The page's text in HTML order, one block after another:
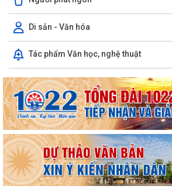
Di sản - Văn hóa
Tác phẩm Văn học, nghệ thuật
PHƯỜNG NGÔ QUYỀN THÔNG TIN VỀ VỤ
KHÁNH DƯ
DANH SÁCH ĐĂNG KÝ KINH DOANH THÁNG
Phường Ngô Quyền trao tặng sách giáo
sinh có hoàn cảnh khó khăn trước...
Phường Ngô Quyền đẩy mạnh công tác
rộng các mô hình an ninh trật tự tại...